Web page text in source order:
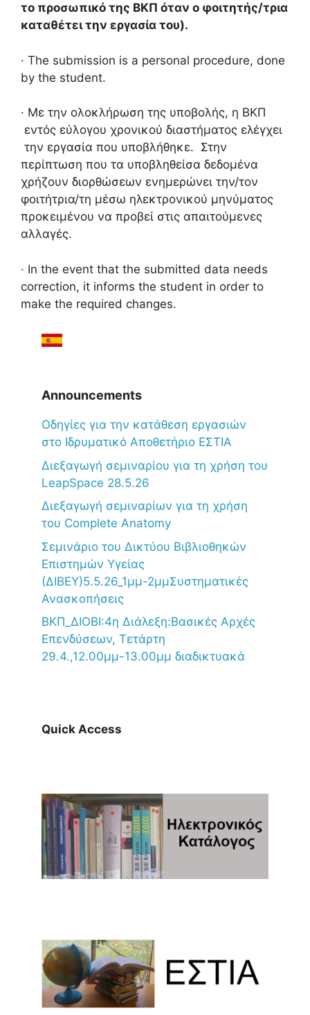
το προσωπικό της ΒΚΠ όταν ο φοιτητής/τρια
καταθέτει την εργασία του).
· The submission is a personal procedure, done
by the student.
· Με την ολοκλήρωση της υποβολής, η ΒΚΠ
εντός εύλογου χρονικού διαστήματος ελέγχει
την εργασία που υποβλήθηκε. Στην
περίπτωση που τα υποβληθείσα δεδομένα
χρήζουν διορθώσεων ενημερώνει την/τον
φοιτήτρια/τη μέσω ηλεκτρονικού μηνύματος
προκειμένου να προβεί στις απαιτούμενες
αλλαγές.
· In the event that the submitted data needs
correction, it informs the student in order to
make the required changes.
Announcements
Oδηγίες για την κατάθεση εργασιών
στο Ιδρυματικό Αποθετήριο ΕΣΤΙΑ
Διεξαγωγή σεμιναρίου για τη χρήση του
LeapSpace 28.5.26
Διεξαγωγή σεμιναρίων για τη χρήση
του Complete Anatomy
Σεμινάριο του Δικτύου Βιβλιοθηκών
Επιστημών Υγείας
(ΔΙΒΕΥ)5.5.26_1μμ-2μμΣυστηματικές
Ανασκοπήσεις
ΒΚΠ_ΔΙΟΒΙ:4η Διάλεξη:Βασικές Αρχές
Επενδύσεων, Τετάρτη
29.4.,12.00μμ-13.00μμ διαδικτυακά
Quick Access